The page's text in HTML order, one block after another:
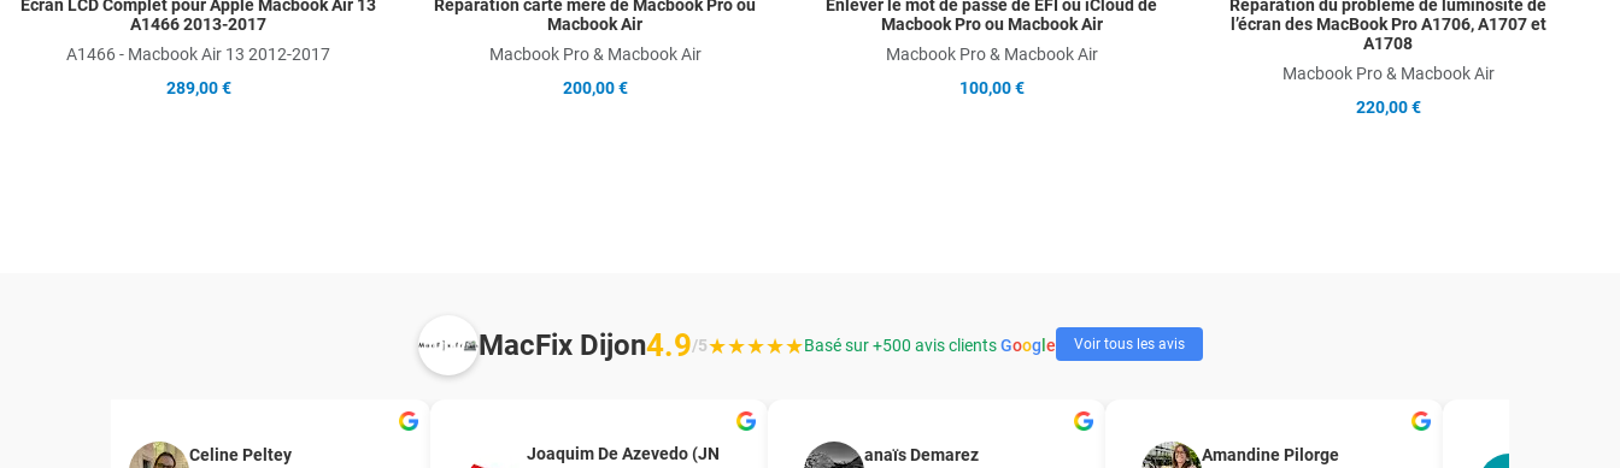
Ecran LCD Complet pour Apple Macbook Air 13
A1466 2013-2017
A1466 - Macbook Air 13 2012-2017
289,00 €
Réparation carte mère de Macbook Pro ou
Macbook Air
Macbook Pro & Macbook Air
200,00 €
Enlever le mot de passe de EFI ou iCloud de
Macbook Pro ou Macbook Air
Macbook Pro & Macbook Air
100,00 €
Réparation du problème de luminosité de
l’écran des MacBook Pro A1706, A1707 et
A1708
Macbook Pro & Macbook Air
220,00 €
MacFix Dijon4.9/5★★★★★Basé sur +500 avis clientsGoog e Voir tous les avis
Celine Peltey
Joaquim De Azevedo (JN
anaïs Demarez Amandine Pilorge